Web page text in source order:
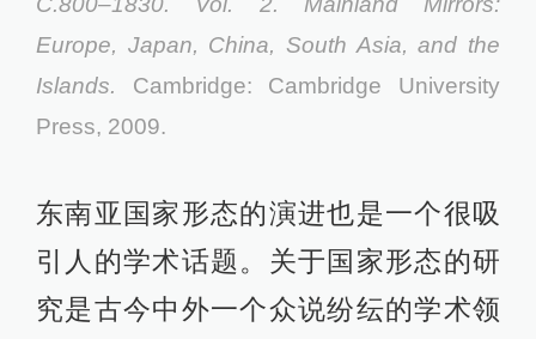
Europe, Japan, China, South Asia, and the
Islands. Cambridge: Cambridge University
Press, 2009.
东南亚国家形态的演进也是一个很吸
引人的学术话题。关于国家形态的研
究是古今中外一个众说纷纭的学术领